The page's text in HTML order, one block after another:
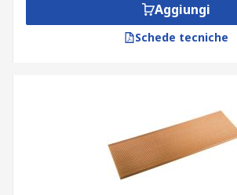
Aggiungi
Schede tecniche